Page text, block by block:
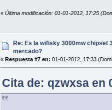
« Última modificación: 01-01-2012, 17:25
Re: Es la wifisky 3000mw chipset
mercado?
« Respuesta #7 en: 01-01-2012, 17:33
Cita de: qzwxsa en